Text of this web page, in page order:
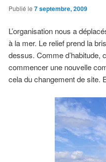
Publié le 7 septembre, 2009
L’organisation nous a
à la mer. Le relief prend la
dessus. Comme d’habitude,
commencer une nouvelle
cela du changement de site.